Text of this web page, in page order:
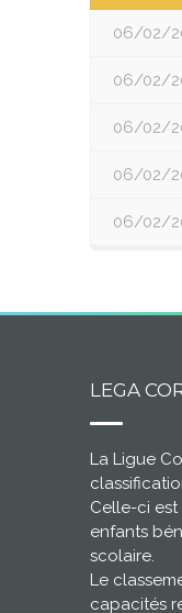
06/02/
06/02/
06/02/
06/02/
06/02/
LEGA
La Ligue
Celle-ci
enfants
scolaire.
Le
capacités